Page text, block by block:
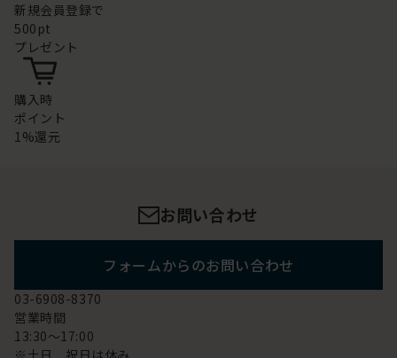
新規会員登録で
500pt
プレゼント
購入時
ポイント
1%還元
お問い合わせ
フォームからのお問い合わせ
03-6908-8370
営業時間
13:30～17:00